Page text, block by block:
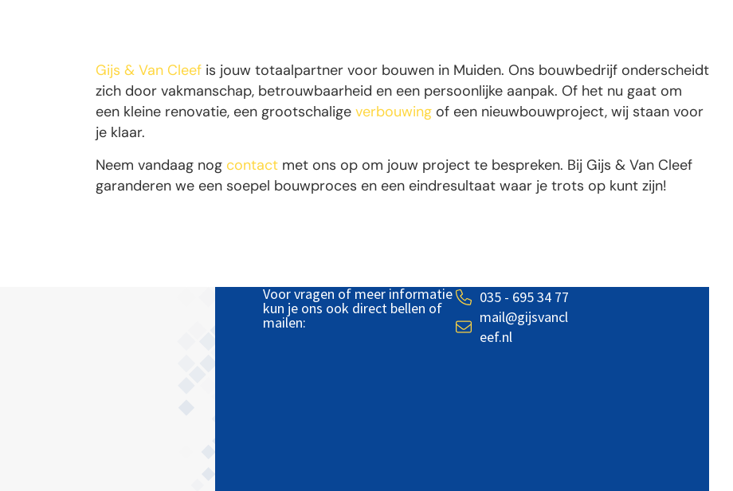
Gijs & Van Cleefis jouw totaalpartner voor bouwen in Muiden. Ons bouwbedrijf onderscheidt
zich door vakmanschap, betrouwbaarheid en een persoonlijke aanpak. Of het nu gaat om
een kleine renovatie, een grootschalige verbouwingof een nieuwbouwproject, wij staan voor
je klaar.
Neem vandaag nog contactmet ons op om jouw project te bespreken. Bij Gijs & Van Cleef
garanderen we een soepel bouwproces en een eindresultaat waar je trots op kunt zijn!
Voor vragen of meer informatie
kun je ons ook direct bellen of
mailen:
035 - 695 34 77
mail@gijsvancl
eef.nl